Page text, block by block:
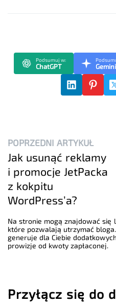
Podsumuj w:
ChatGPT Gemini
POPRZEDNI ARTYKUŁ
Jak usunąć reklamy
i promocje JetPacka
z kokpitu
WordPress’a?
Na stronie mogą znajdować się
które pozwalają utrzymać
generuje dla Ciebie
prowizje od kwoty zapłaconej.
Przyłącz się do